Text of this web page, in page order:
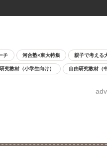
チ 河合塾×東大特集 親子で考える
究教材（小学生向け） 自由研究教材（